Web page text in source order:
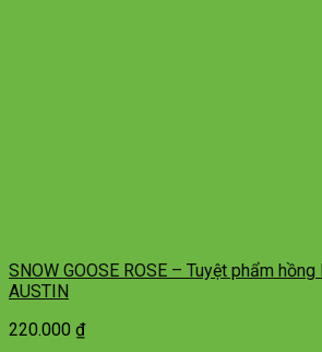
SNOW GOOSE ROSE – Tuyệt phẩm
AUSTIN
220.000 ₫